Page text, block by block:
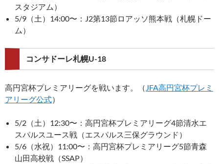
スタジアム）
5/9（土）14:00〜：J2第13節ロアッソ熊本戦（札幌ドー
ム）
コンサドーレ札幌U-18
高円宮杯プレミアリーグを戦います。（ JFA高円宮杯プレミ
アリーグ公式）
5/2（土）12:30〜：高円宮杯プレミアリーグ4節清水エ
スパルスユース戦（エスパルス三保グラウンド）
5/6（水祝）11:00〜：高円宮杯プレミアリーグ5節青森
山田高校戦（SSAP）